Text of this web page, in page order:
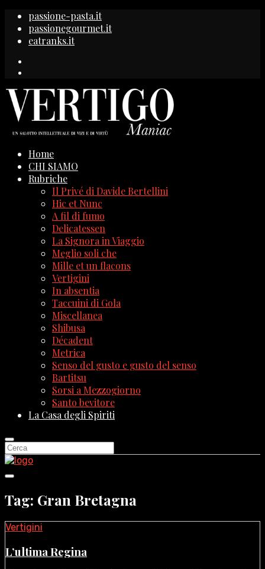
passione-pasta.it
passionegourmet.it
eatranks.it
Home
CHI SIAMO
Rubriche
Il Privé di Davide Bertellini
Hic et Nunc
A fil di fumo
Delicatessen
La Signora in Viaggio
Meglio soli che
Mille et un flacons
Vertigini
In absentia
Taccuini di Gola
Miscellanea
Shibusa
Décadent
Metrica
Senso del gusto e gusto del senso
Bartitsu
Sorsi a Mezzogiorno
Santo bevitore
La Casa degli Spiriti
Tag: Gran Bretagna
Vertigini
L’ultima Regina